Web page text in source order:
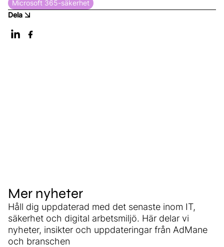
Microsoft 365-säkerhet
Dela
Mer nyheter
Håll dig uppdaterad med det senaste inom IT,
säkerhet och digital arbetsmiljö. Här delar vi
nyheter, insikter och uppdateringar från AdMane
och branschen